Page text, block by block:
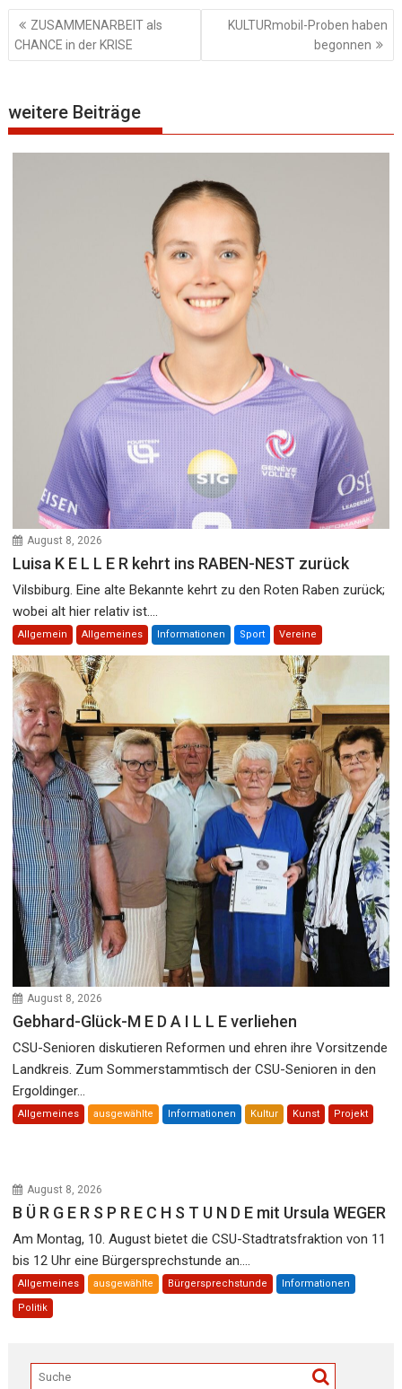
Beitragsnavigation
ZUSAMMENARBEIT als
CHANCE in der KRISE
KULTURmobil-Proben haben
begonnen
weitere Beiträge
August 8, 2026
Luisa K E L L E R kehrt ins RABEN-NEST zurück
Vilsbiburg. Eine alte Bekannte kehrt zu den Roten Raben zurück;
wobei alt hier relativ ist....
Allgemein Allgemeines Informationen Sport Vereine
August 8, 2026
Gebhard-Glück-M E D A I L L E verliehen
CSU-Senioren diskutieren Reformen und ehren ihre Vorsitzende
Landkreis. Zum Sommerstammtisch der CSU-Senioren in den
Ergoldinger...
Allgemeines ausgewählte Informationen Kultur Kunst Projekt
August 8, 2026
B Ü R G E R S P R E C H S T U N D E mit Ursula WEGER
Am Montag, 10. August bietet die CSU-Stadtratsfraktion von 11
bis 12 Uhr eine Bürgersprechstunde an....
Allgemeines ausgewählte Bürgersprechstunde Informationen
Politik